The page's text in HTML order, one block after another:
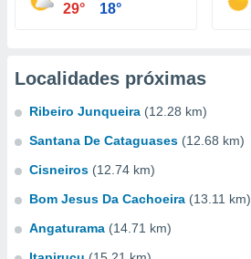
29° 18°
Localidades próximas
Ribeiro Junqueira (12.28 km)
Santana De Cataguases (12.68 km)
Cisneiros (12.74 km)
Bom Jesus Da Cachoeira (13.11 km)
Angaturama (14.71 km)